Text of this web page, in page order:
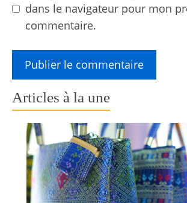
dans le navigateur pour mon
commentaire.
Articles à la une